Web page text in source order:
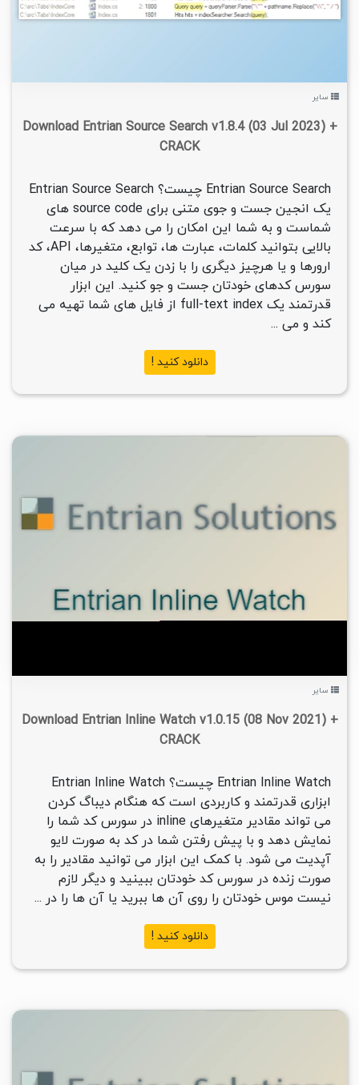
سایر
Download Entrian Source Search v1.8.4 (03 Jul 2023) +
CRACK
Entrian Source Search چیست؟ Entrian Source Search
یک انجین جست و جوی متنی برای source code های
شماست و به شما این امکان را می دهد که با سرعت
بالایی بتوانید کلمات، عبارت ها، توابع، متغیرها، API، کد
ارورها و یا هرچیز دیگری را با زدن یک کلید در میان
سورس کدهای خودتان جست و جو کنید. این ابزار
قدرتمند یک full-text index از فایل های شما تهیه می
کند و می ...
دانلود کنید !
سایر
Download Entrian Inline Watch v1.0.15 (08 Nov 2021) +
CRACK
Entrian Inline Watch چیست؟ Entrian Inline Watch
ابزاری قدرتمند و کاربردی است که هنگام دیباگ کردن
می تواند مقادیر متغیرهای inline در سورس کد شما را
نمایش دهد و با پیش رفتن شما در کد به صورت لایو
آپدیت می شود. با کمک این ابزار می توانید مقادیر را به
صورت زنده در سورس کد خودتان ببینید و دیگر لازم
نیست موس خودتان را روی آن ها ببرید یا آن ها را در ...
دانلود کنید !